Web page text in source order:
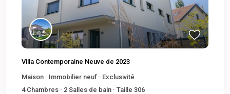
Villa Contemporaine Neuve de 2023
Maison · Immobilier neuf · Exclusivité
4Chambres · 2 Salles de bain · Taille 306